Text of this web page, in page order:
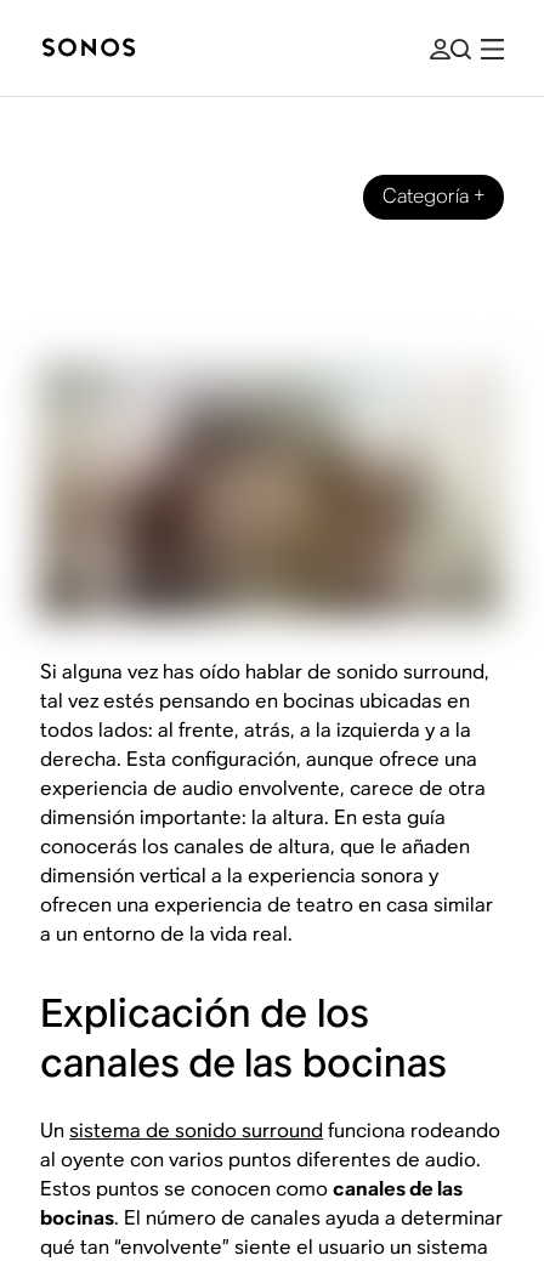
Categoría+
Si alguna vez has oído hablar de sonido surround,
tal vez estés pensando en bocinas ubicadas en
todos lados: al frente, atrás, a la izquierda y a la
derecha. Esta configuración, aunque ofrece una
experiencia de audio envolvente, carece de otra
dimensión importante: la altura. En esta guía
conocerás los canales de altura, que le añaden
dimensión vertical a la experiencia sonora y
ofrecen una experiencia de teatro en casa similar
a un entorno de la vida real.
Explicación de los
canales de las bocinas
Unsistema de sonido surround funciona rodeando
al oyente con varios puntos diferentes de audio.
Estos puntos se conocen comocanales de las
bocinas. El número de canales ayuda a determinar
qué tan “envolvente” siente el usuario un sistema